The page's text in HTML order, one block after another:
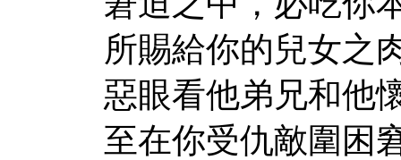
所賜給你的兒女之
惡眼看他弟兄和他
至在你受仇敵圍困